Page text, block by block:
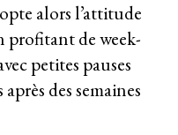
alors l’attitude
profitant de week-
petites pauses
des semaines